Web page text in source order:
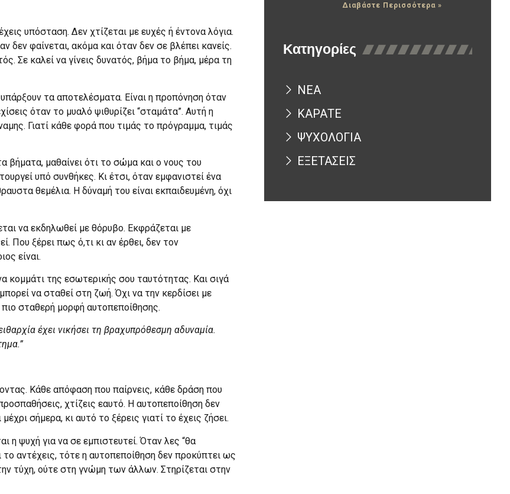
υπόσταση. Δεν χτίζεται με ευχές ή έντονα λόγια.
δεν φαίνεται, ακόμα και όταν δεν σε βλέπει κανείς.
Σε καλεί να γίνεις δυνατός, βήμα το βήμα, μέρα τη
τα αποτελέσματα. Είναι η προπόνηση όταν
όταν το μυαλό ψιθυρίζει “σταμάτα”. Αυτή η
Γιατί κάθε φορά που τιμάς το πρόγραμμα, τιμάς
βήματα, μαθαίνει ότι το σώμα και ο νους του
υπό συνθήκες. Κι έτσι, όταν εμφανιστεί ένα
θεμέλια. Η δύναμή του είναι εκπαιδευμένη, όχι
να εκδηλωθεί με θόρυβο. Εκφράζεται με
Που ξέρει πως ό,τι κι αν έρθει, δεν τον
είναι.
κομμάτι της εσωτερικής σου ταυτότητας. Και σιγά
να σταθεί στη ζωή. Όχι να την κερδίσει με
πιο σταθερή μορφή αυτοπεποίθησης.
έχει νικήσει τη βραχυπρόθεσμη αδυναμία.
Κάθε απόφαση που παίρνεις, κάθε δράση που
χτίζεις εαυτό. Η αυτοπεποίθηση δεν
σήμερα, κι αυτό το ξέρεις γιατί το έχεις ζήσει.
η ψυχή για να σε εμπιστευτεί. Όταν λες “θα
αντέχεις, τότε η αυτοπεποίθηση δεν προκύπτει ως
τύχη, ούτε στη γνώμη των άλλων. Στηρίζεται στην
Διαβάστε Περισσότερα »
Κατηγορίες
ΝΕΑ
ΚΑΡΑΤΕ
ΨΥΧΟΛΟΓΙΑ
ΕΞΕΤΑΣΕΙΣ